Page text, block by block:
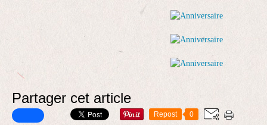
Partager cet article
Repost 0